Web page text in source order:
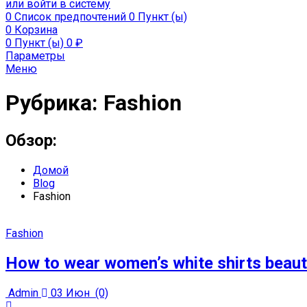
или войти в систему
0 Список предпочтений 0 Пункт (ы)
0 Корзина
0 Пункт (ы) 0 ₽
Параметры
Меню
Рубрика: Fashion
Обзор:
Домой
Blog
Fashion
Fashion
How to wear women’s white shirts
Admin 03 Июн (0)